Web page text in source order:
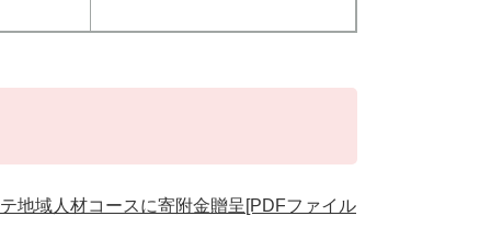
地域人材コースに寄附金贈呈[PDFファイル